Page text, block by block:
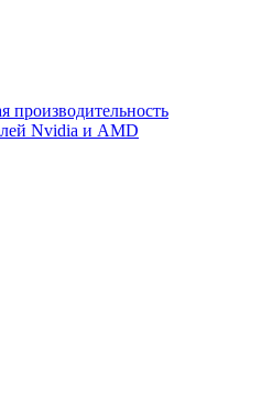
производительность
Nvidia и AMD